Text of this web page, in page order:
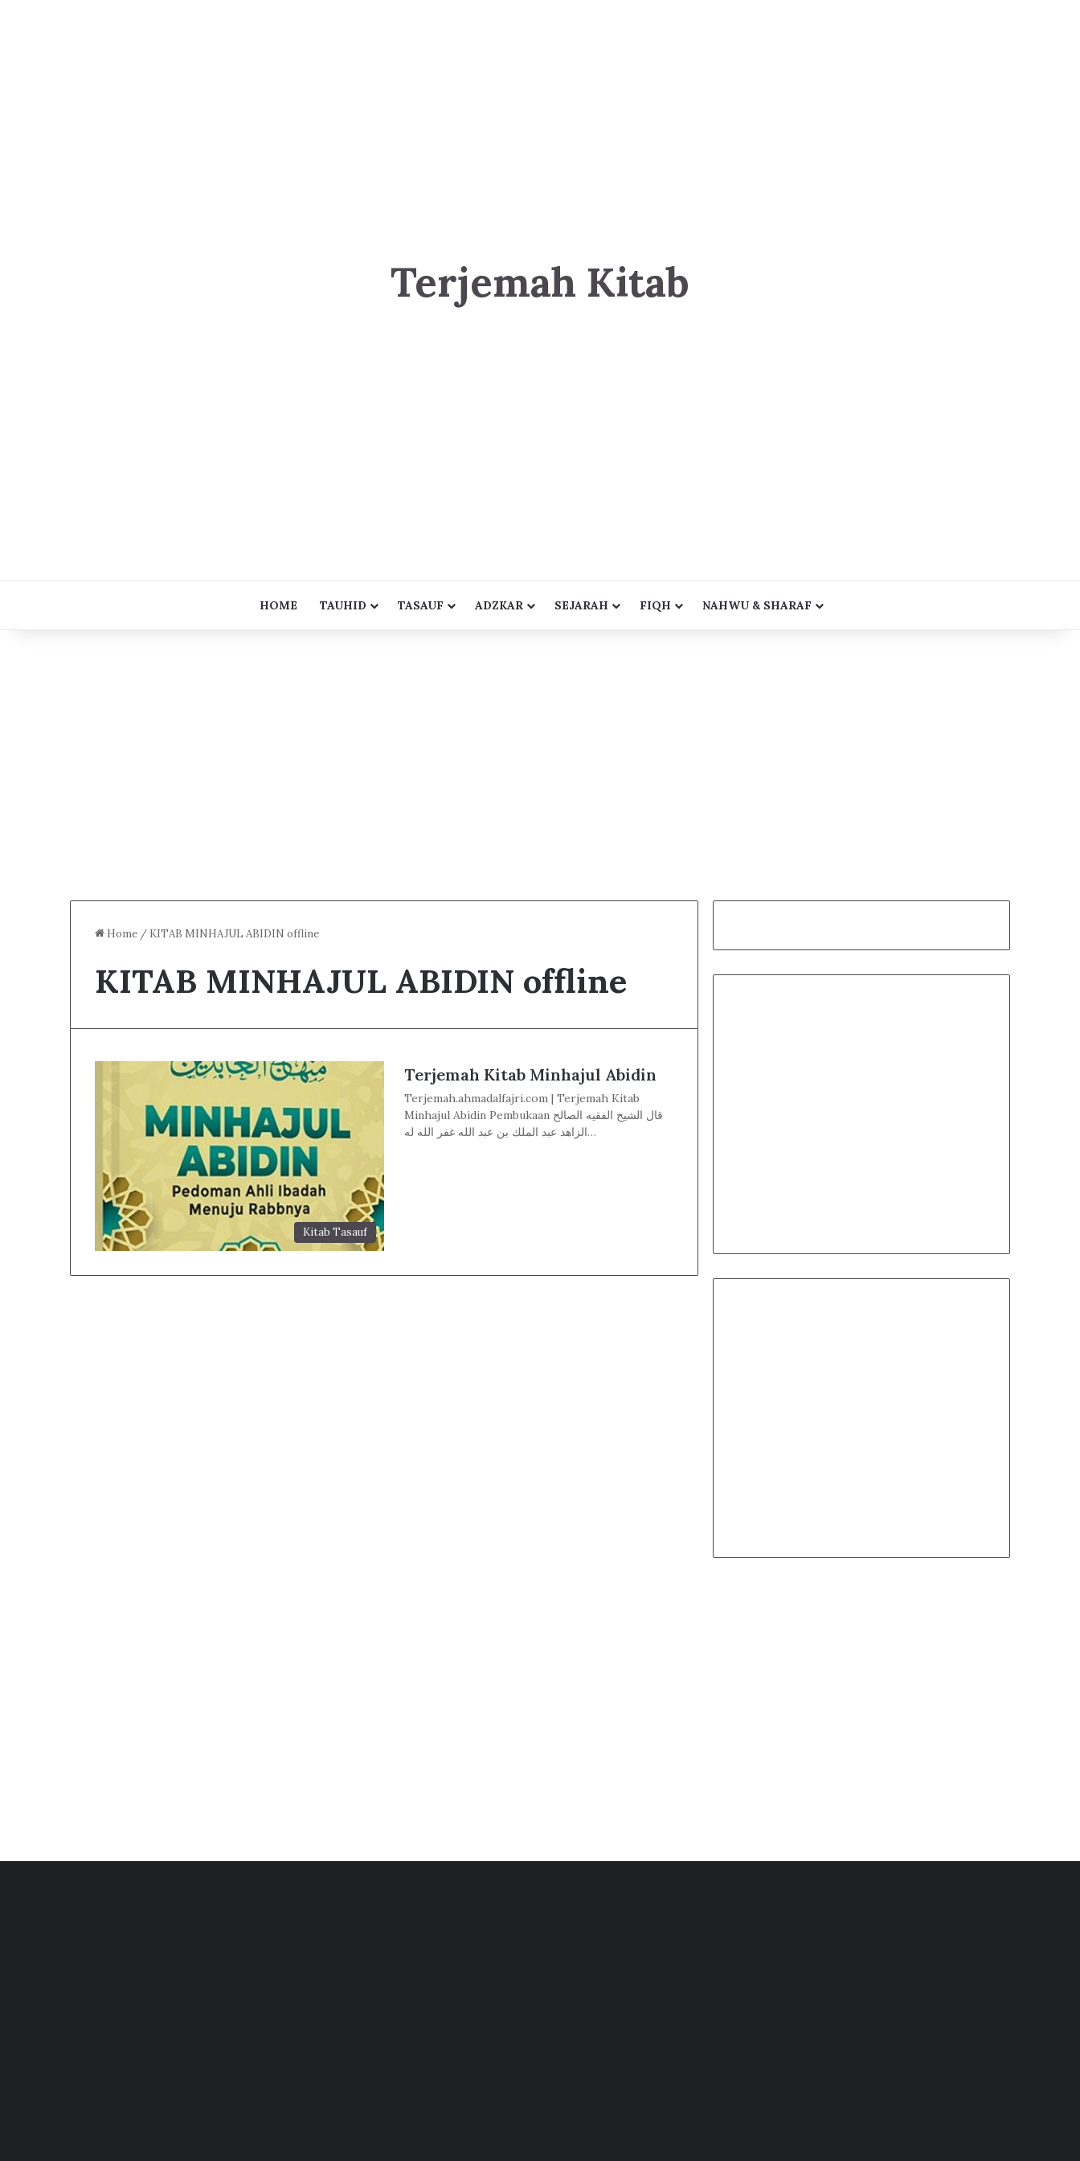
Terjemah Kitab
HOME TAUHID TASAUF ADZKAR SEJARAH FIQH NAHWU & SHARAF
Home / KITAB MINHAJUL ABIDIN offline
KITAB MINHAJUL ABIDIN offline
Kitab Tasauf
Terjemah Kitab Minhajul Abidin
Terjemah.ahmadalfajri.com | Terjemah Kitab
Minhajul Abidin Pembukaan قال الشيخ الفقيه الصالح
الزاهد عبد الملك بن عبد الله غفر الله له…